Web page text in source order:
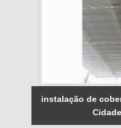
instalação de